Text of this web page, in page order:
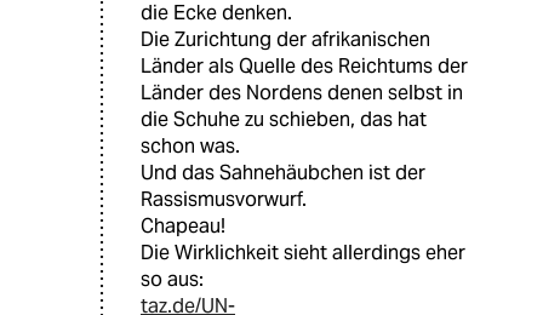
die Ecke denken.
Die Zurichtung der afrikanischen
Länder als Quelle des Reichtums der
Länder des Nordens denen selbst in
die Schuhe zu schieben, das hat
schon was.
Und das Sahnehäubchen ist der
Rassismusvorwurf.
Chapeau!
Die Wirklichkeit sieht allerdings eher
so aus:
taz.de/UN-